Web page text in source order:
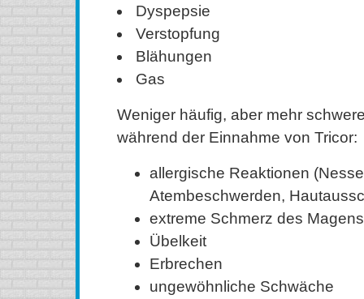
Dyspepsie
Verstopfung
Blähungen
Gas
Weniger häufig, aber mehr
während der Einnahme von Tricor:
allergische Reaktionen
Atembeschwerden,
extreme Schmerz des Magens
Übelkeit
Erbrechen
ungewöhnliche Schwäche